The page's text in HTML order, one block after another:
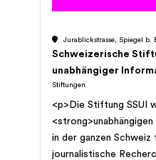
Jurablickstrasse, Spiegel b.
Schweizerische
unabhängiger
Stiftungen
<p>Die Stiftung SSUI
in der ganzen
journalistische